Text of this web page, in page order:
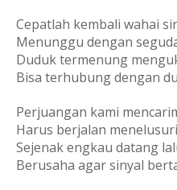
Cepatlah kembali wahai
Menunggu dengan
Duduk termenung
Bisa terhubung dengan
Perjuangan kami
Harus berjalan
Sejenak engkau datang
Berusaha agar sinyal